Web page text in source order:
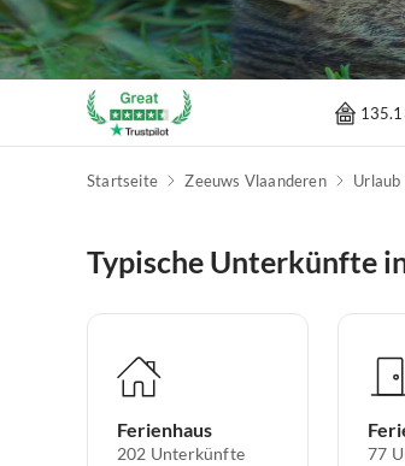
Startseite Zeeuws Vlaanderen
Typische Unterkünfte
Ferienhaus
202 Unterkünfte 77